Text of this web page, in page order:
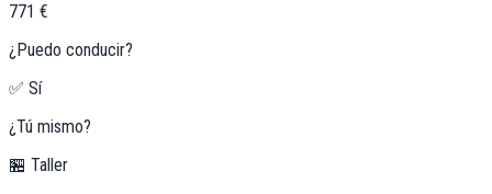
771 €
¿Puedo conducir?
✅ Sí
¿Tú mismo?
🏪 Taller